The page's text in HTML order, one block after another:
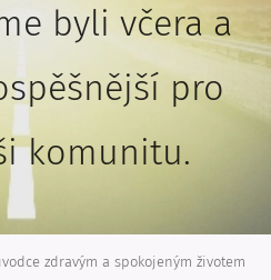
byli včera a
pro
komunitu.
zdravým a spokojeným životem